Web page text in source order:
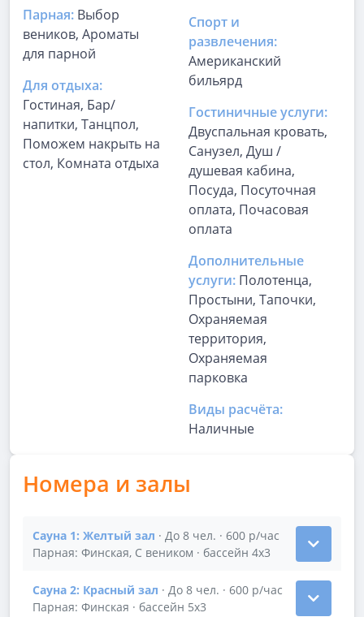
Парная: Выбор
веников, Ароматы
для парной
Для отдыха:
Гостиная, Бар/
напитки, Танцпол,
Поможем накрыть на
стол, Комната отдыха
Спорт и
развлечения:
Американский
бильярд
Гостиничные услуги:
Двуспальная кровать,
Санузел, Душ /
душевая кабина,
Посуда, Посуточная
оплата, Почасовая
оплата
Дополнительные
услуги: Полотенца,
Простыни, Тапочки,
Охраняемая
территория,
Охраняемая
парковка
Виды расчёта:
Наличные
Номера и залы
Сауна 1: Желтый зал · До 8 чел. · 600 р/час
Парная: Финская, С веником · бассейн 4х3
Показать подробности зала Сауна 1: Желтый зал
Сауна 2: Красный зал · До 8 чел. · 600 р/час
Парная: Финская · бассейн 5х3
Показать подробности зала Сауна 2: Красный зал